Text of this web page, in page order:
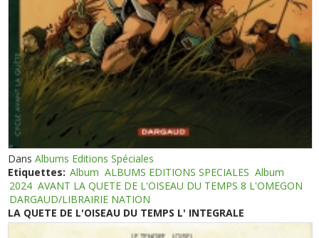
DansAlbums Editions Spéciales
Etiquettes: Album ALBUMS EDITIONS SPECIALES Album
2024 AVANT LA QUETE DE L'OISEAU DU TEMPS 8 L'OMEGON
DARGAUD/LIBRAIRIE NATION
LA QUETE DE L'OISEAU DU TEMPS L' INTEGRALE